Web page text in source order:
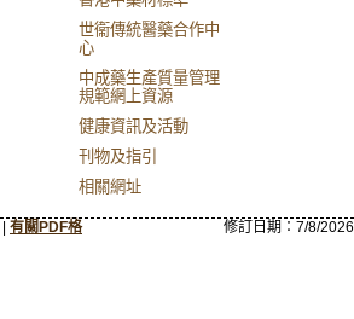
世衞傳統醫藥合作中
心
中成藥生產質量管理
規範網上資源
健康資訊及活動
刊物及指引
相關網址
| 有關PDF格
修訂日期： 7/8/2026